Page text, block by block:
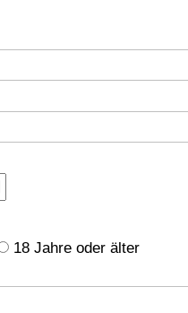
18 Jahre oder älter